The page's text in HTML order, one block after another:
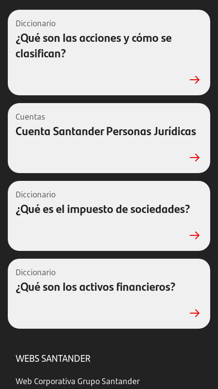
Diccionario
¿Qué son las acciones y cómo se
clasifican?
Cuentas
Cuenta Santander Personas Jurídicas
Diccionario
¿Qué es el impuesto de sociedades?
Diccionario
¿Qué son los activos financieros?
WEBS SANTANDER
Web Corporativa Grupo Santander